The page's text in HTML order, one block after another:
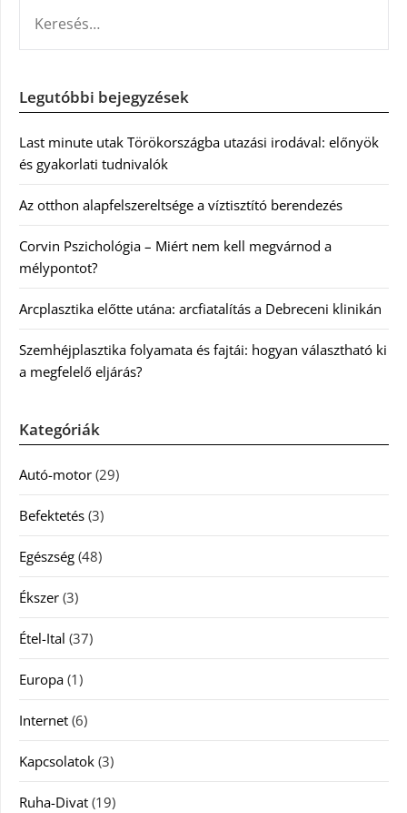
Legutóbbi bejegyzések
Last minute utak Törökországba utazási irodával: előnyök
és gyakorlati tudnivalók
Az otthon alapfelszereltsége a víztisztító berendezés
Corvin Pszichológia – Miért nem kell megvárnod a
mélypontot?
Arcplasztika előtte utána: arcfiatalítás a Debreceni klinikán
Szemhéjplasztika folyamata és fajtái: hogyan választható ki
a megfelelő eljárás?
Kategóriák
Autó-motor (29)
Befektetés (3)
Egészség (48)
Ékszer (3)
Étel-Ital (37)
Europa (1)
Internet (6)
Kapcsolatok (3)
Ruha-Divat (19)